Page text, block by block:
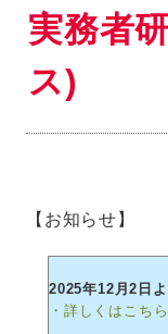
実務者
ス)
【お知らせ】
2025年12月2日
・詳しくはこちら